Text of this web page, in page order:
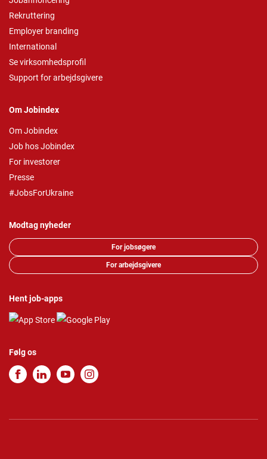
Rekruttering
Employer branding
International
Se virksomhedsprofil
Support for arbejdsgivere
Om Jobindex
Om Jobindex
Job hos Jobindex
For investorer
Presse
#JobsForUkraine
Modtag nyheder
For jobsøgere
For arbejdsgivere
Hent job-apps
Følg os